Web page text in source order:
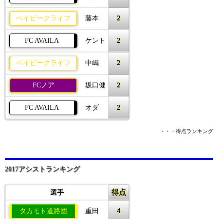
ベイビークライフ 藤本 2
FC AVAILA ケント 2
ベイビークライフ 中嶋 2
FCノア 坂口健 2
FC AVAILA オダ 2
・・・得点ランキング
2017アシストランキング
選手 得点
タカモト道路団 重田 4